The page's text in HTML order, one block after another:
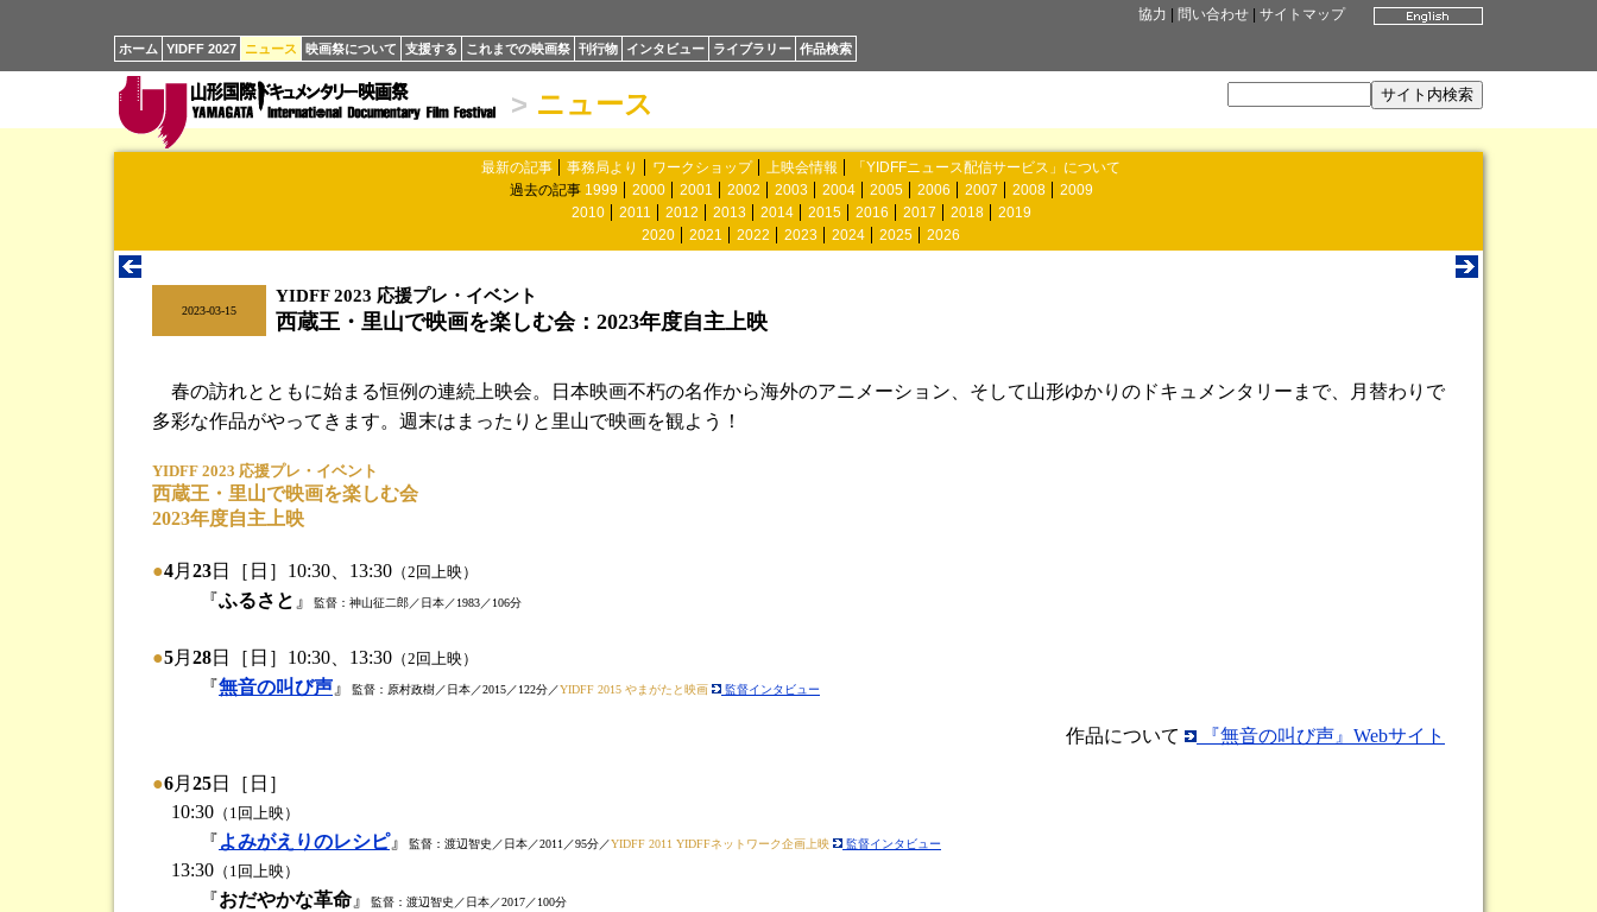
協力 問い合わせ サイトマップ
ホーム YIDFF 2027 ニュース 映画祭について 支援する これまでの映画祭 刊行物 インタビュー ライブラリー 作品検索
> ニュース
最新の記事 事務局より ワークショップ 上映会情報
「YIDFFニュース配信サービス」について
過去の記事 1999 2000 2001 2002 2003 2004 2005 2006 2007 2008
2009
2010
2011 2012 2013 2014 2015 2016 2017 2018
2019
2020
2021 2022 2023 2024 2025 2026
2023-03-15
YIDFF 2023 応援プレ・イベント
西蔵王・里山で映画を楽しむ会：2023年度自主上映
春の訪れとともに始まる恒例の連続上映会。日本映画不朽の名作から海外のアニメーション、そして山形ゆかりのドキュメンタリーまで、月替わりで
多彩な作品がやってきます。週末はまったりと里山で映画を観よう！
YIDFF 2023 応援プレ・イベント
西蔵王・里山で映画を楽しむ会
2023年度自主上映
●4月 23日［日］10:30、13:30 （2回上映）
『ふるさと 』 監督：神山征二郎／日本／1983／106分
●5月 28日［日］10:30、13:30 （2回上映）
『無音の叫び声 』 監督：原村政樹／日本／2015／122分／YIDFF 2015 やまがたと映画 監督インタビュー
作品について 『無音の叫び声』Webサイト
●6月 25日［日］
10:30 （1回上映）
『よみがえりのレシピ』 監督：渡辺智史／日本／2011／95分／YIDFF 2011 YIDFFネットワーク企画上映 監督インタビュー
13:30 （1回上映）
『おだやかな革命 』 監督：渡辺智史／日本／2017／100分